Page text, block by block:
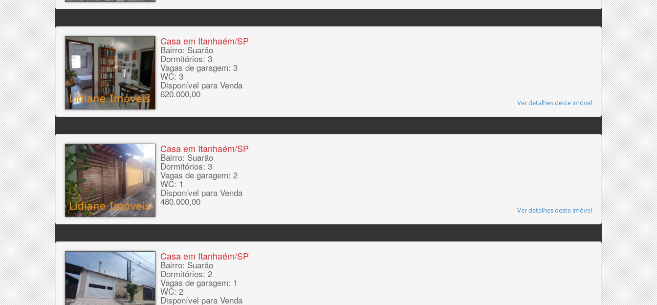
Casa em Itanhaém/SP
Bairro: Suarão
Dormitórios: 3
Vagas de garagem: 3
WC: 3
Disponível para Venda
620.000,00
Ver detalhes deste imóvel
Casa em Itanhaém/SP
Bairro: Suarão
Dormitórios: 3
Vagas de garagem: 2
WC: 1
Disponível para Venda
480.000,00
Ver detalhes deste imóvel
Casa em Itanhaém/SP
Bairro: Suarão
Dormitórios: 2
Vagas de garagem: 1
WC: 2
Disponível para Venda